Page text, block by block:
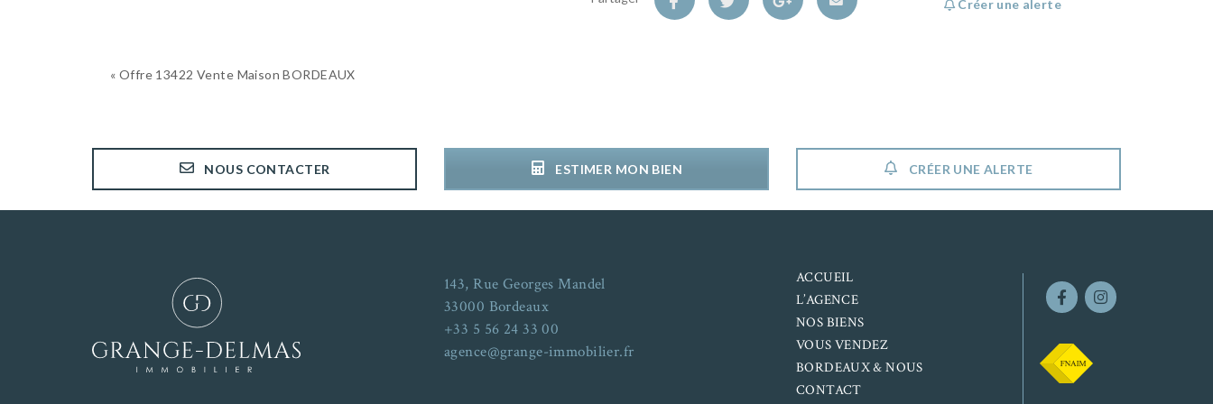
« Offre 13422 Vente Maison BORDEAUX
Créer une alerte
NOUS CONTACTER ESTIMER MON BIEN CRÉER UNE ALERTE
143, Rue Georges Mandel
33000 Bordeaux
+33 5 56 24 33 00
agence@grange-immobilier.fr
ACCUEIL
L’AGENCE
NOS BIENS
VOUS VENDEZ
BORDEAUX & NOUS
CONTACT